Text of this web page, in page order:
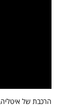
הרכבת של